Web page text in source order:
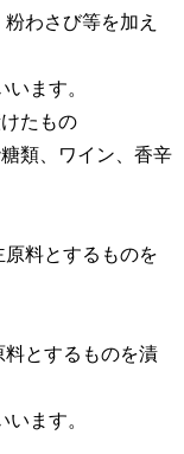
わさび等を加え
ます。
たもの
類、ワイン、香辛
料とするものを
とするものを漬
ます。